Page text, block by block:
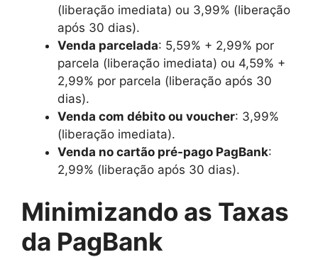
(liberação imediata) ou 3,99% (liberação
após 30 dias).
Venda parcelada: 5,59% + 2,99% por
parcela (liberação imediata) ou 4,59% +
2,99% por parcela (liberação após 30
dias).
Venda com débito ou voucher: 3,99%
(liberação imediata).
Venda no cartão pré-pago PagBank:
2,99% (liberação após 30 dias).
Minimizando as Taxas
da PagBank